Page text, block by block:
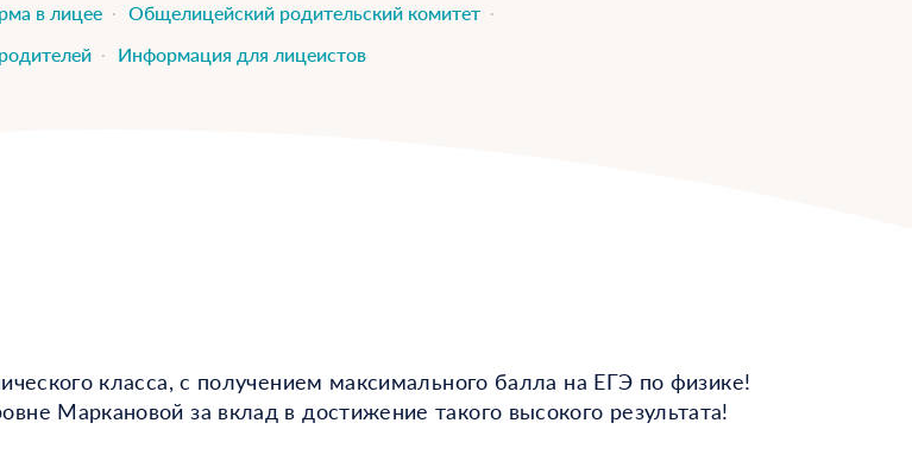
в лицее
Общелицейский родительский комитет
Информация для лицеистов
класса, с получением максимального балла на ЕГЭ по физике!
Маркановой за вклад в достижение такого высокого результата!